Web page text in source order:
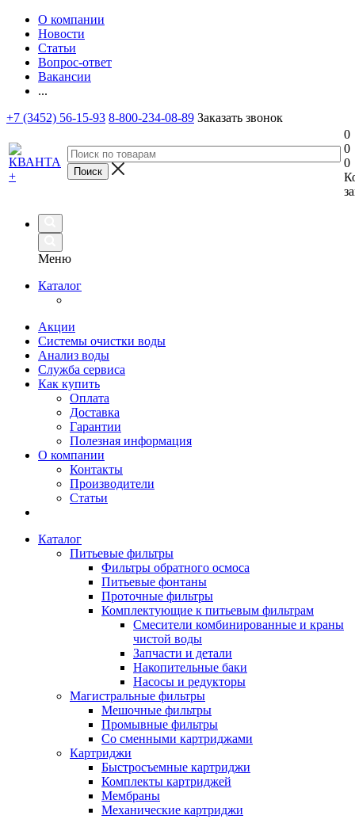
О компании
Новости
Статьи
Вопрос-ответ
Вакансии
...
+7 (3452) 56-15-93 8-800-234-08-89 Заказать звонок
0
0
0
Меню
Каталог
Акции
Системы очистки воды
Анализ воды
Служба сервиса
Как купить
Оплата
Доставка
Гарантии
Полезная информация
О компании
Контакты
Производители
Статьи
Каталог
Питьевые фильтры
Фильтры обратного осмоса
Питьевые фонтаны
Проточные фильтры
Комплектующие к питьевым фильтрам
Смесители комбинированные и краны
чистой воды
Запчасти и детали
Накопительные баки
Насосы и редукторы
Магистральные фильтры
Мешочные фильтры
Промывные фильтры
Со сменными картриджами
Картриджи
Быстросъемные картриджи
Комплекты картриджей
Мембраны
Механические картриджи